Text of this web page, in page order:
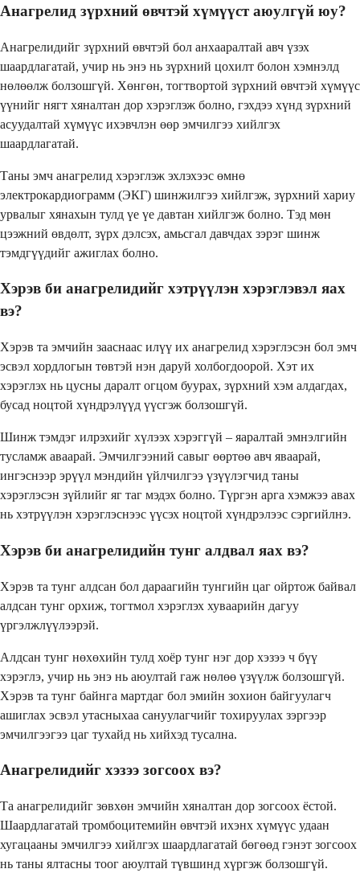
Анагрелид зүрхний өвчтэй хүмүүст аюулгүй юу?
Анагрелидийг зүрхний өвчтэй бол анхааралтай авч үзэх
шаардлагатай, учир нь энэ нь зүрхний цохилт болон хэмнэлд
нөлөөлж болзошгүй. Хөнгөн, тогтвортой зүрхний өвчтэй хүмүүс
үүнийг нягт хяналтан дор хэрэглэж болно, гэхдээ хүнд зүрхний
асуудалтай хүмүүс ихэвчлэн өөр эмчилгээ хийлгэх
шаардлагатай.
Таны эмч анагрелид хэрэглэж эхлэхээс өмнө
электрокардиограмм (ЭКГ) шинжилгээ хийлгэж, зүрхний хариу
урвалыг хянахын тулд үе үе давтан хийлгэж болно. Тэд мөн
цээжний өвдөлт, зүрх дэлсэх, амьсгал давчдах зэрэг шинж
тэмдгүүдийг ажиглах болно.
Хэрэв би анагрелидийг хэтрүүлэн хэрэглэвэл яах
вэ?
Хэрэв та эмчийн зааснаас илүү их анагрелид хэрэглэсэн бол эмч
эсвэл хордлогын төвтэй нэн даруй холбогдоорой. Хэт их
хэрэглэх нь цусны даралт огцом буурах, зүрхний хэм алдагдах,
бусад ноцтой хүндрэлүүд үүсгэж болзошгүй.
Шинж тэмдэг илрэхийг хүлээх хэрэггүй – яаралтай эмнэлгийн
тусламж аваарай. Эмчилгээний савыг өөртөө авч яваарай,
ингэснээр эрүүл мэндийн үйлчилгээ үзүүлэгчид таны
хэрэглэсэн зүйлийг яг таг мэдэх болно. Түргэн арга хэмжээ авах
нь хэтрүүлэн хэрэглэснээс үүсэх ноцтой хүндрэлээс сэргийлнэ.
Хэрэв би анагрелидийн тунг алдвал яах вэ?
Хэрэв та тунг алдсан бол дараагийн тунгийн цаг ойртож байвал
алдсан тунг орхиж, тогтмол хэрэглэх хуваарийн дагуу
үргэлжлүүлээрэй.
Алдсан тунг нөхөхийн тулд хоёр тунг нэг дор хэзээ ч бүү
хэрэглэ, учир нь энэ нь аюултай гаж нөлөө үзүүлж болзошгүй.
Хэрэв та тунг байнга мартдаг бол эмийн зохион байгуулагч
ашиглах эсвэл утасныхаа сануулагчийг тохируулах зэргээр
эмчилгээгээ цаг тухайд нь хийхэд тусална.
Анагрелидийг хэзээ зогсоох вэ?
Та анагрелидийг зөвхөн эмчийн хяналтан дор зогсоох ёстой.
Шаардлагатай тромбоцитемийн өвчтэй ихэнх хүмүүс удаан
хугацааны эмчилгээ хийлгэх шаардлагатай бөгөөд гэнэт зогсоох
нь таны ялтасны тоог аюултай түвшинд хүргэж болзошгүй.